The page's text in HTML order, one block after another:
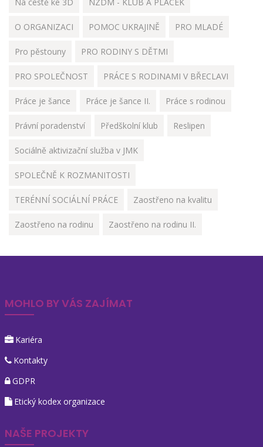
O ORGANIZACI POMOC UKRAJINĚ PRO MLADÉ
Pro pěstouny PRO RODINY S DĚTMI
PRO SPOLEČNOST PRÁCE S RODINAMI V BŘECLAVI
Práce je šance Práce je šance II. Práce s rodinou
Právní poradenství Předškolní klub Reslipen
Sociálně aktivizační služba v JMK
SPOLEČNĚ K ROZMANITOSTI
TERÉNNÍ SOCIÁLNÍ PRÁCE Zaostřeno na kvalitu
Zaostřeno na rodinu Zaostřeno na rodinu II.
MOHLO BY VÁS ZAJÍMAT
Kariéra
Kontakty
GDPR
Etický kodex organizace
NAŠE PROJEKTY